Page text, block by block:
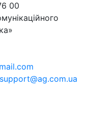
00
support@ag.com.ua